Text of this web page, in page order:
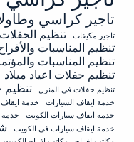
تاجير كراسي
تاجير مكيفات
تنظيم الحفلات
تنظيم المناسبات
تنظيم المناسبات
تنظيم حفلات اعياد ميلاد
تنظيم حفلات في المنزل تنظيم
خدمة ايقاف السيارات خدمة
خدمة ايقاف سيارات الكويت
خدمة
خدمة ايقاف سيارات في الكويت